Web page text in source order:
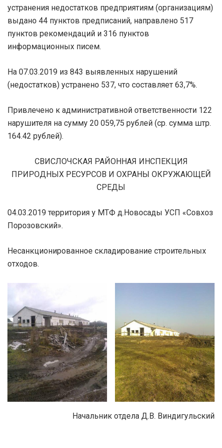
устранения недостатков предприятиям (организациям)
выдано 44 пунктов предписаний, направлено 517
пунктов рекомендаций и 316 пунктов
информационных писем.
На 07.03.2019 из 843 выявленных нарушений
(недостатков) устранено 537, что составляет 63,7%.
Привлечено к административной ответственности 122
нарушителя на сумму 20 059,75 рублей (ср. сумма штр.
164.42 рублей).
СВИСЛОЧСКАЯ РАЙОННАЯ ИНСПЕКЦИЯ
ПРИРОДНЫХ РЕСУРСОВ И ОХРАНЫ ОКРУЖАЮЩЕЙ
СРЕДЫ
04.03.2019 территория у МТФ д.Новосады УСП «Совхоз
Порозовский».
Несанкционированное складирование строительных
отходов.
Начальник отдела Д.В. Виндигульский